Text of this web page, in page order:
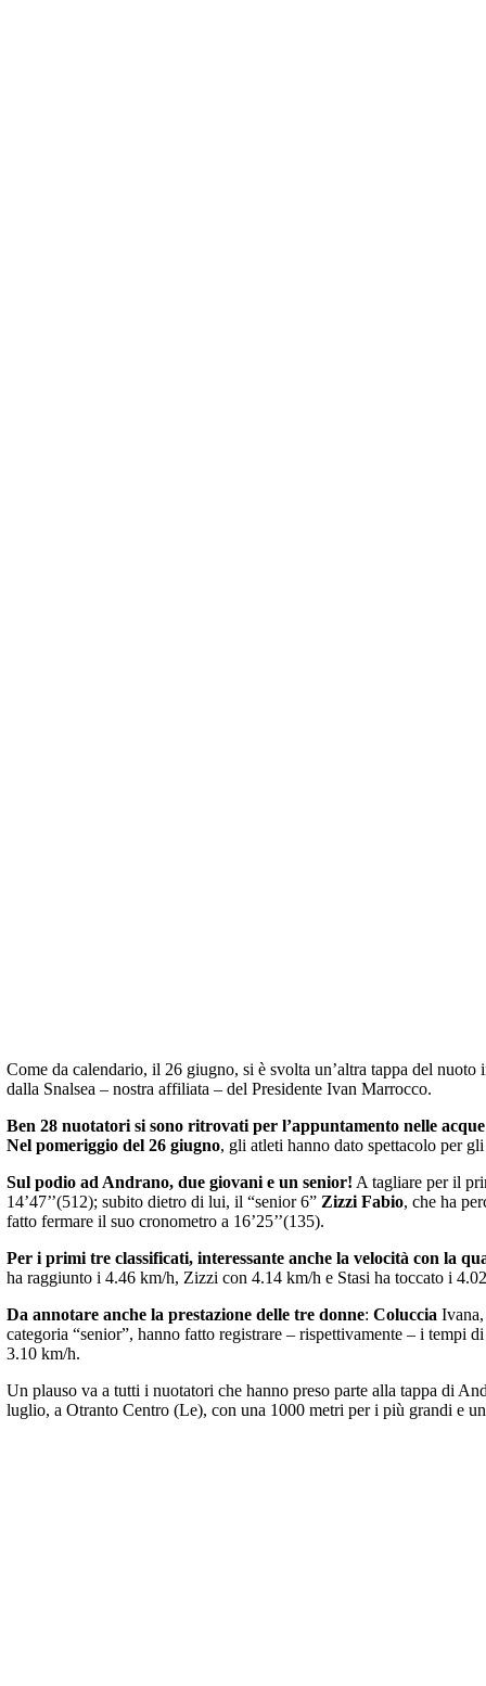
Come da calendario, il 26 giugno, si è svolta un’altra tappa del
dalla Snalsea – nostra affiliata – del Presidente Ivan Marrocco.
Ben 28 nuotatori si sono ritrovati per l’appuntamento nelle
Nel pomeriggio del 26 giugno, gli atleti hanno dato spettacolo per
Sul podio ad Andrano, due giovani e un senior! A tagliare per il
14’47’’(512); subito dietro di lui, il “senior 6” Zizzi Fabio, che ha
fatto fermare il suo cronometro a 16’25’’(135).
Per i primi tre classificati, interessante anche la velocità con la
ha raggiunto i 4.46 km/h, Zizzi con 4.14 km/h e Stasi ha toccato i
Da annotare anche la prestazione delle tre donne: Coluccia
categoria “senior”, hanno fatto registrare – rispettivamente – i tempi
3.10 km/h.
Un plauso va a tutti i nuotatori che hanno preso parte alla tappa di
luglio, a Otranto Centro (Le), con una 1000 metri per i più grandi e